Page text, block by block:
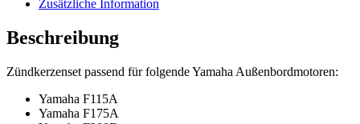
Zusätzliche Information
Beschreibung
Zündkerzenset passend für folgende Yamaha Außenbordmotoren:
Yamaha F115A
Yamaha F175A